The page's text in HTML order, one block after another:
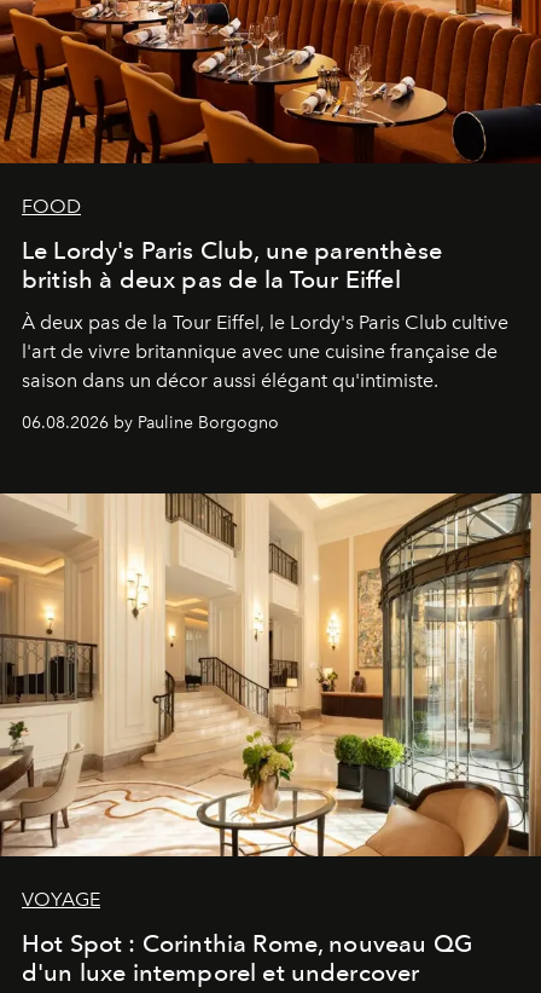
FOOD
Le Lordy's Paris Club, une parenthèse
british à deux pas de la Tour Eiffel
À deux pas de la Tour Eiffel, le Lordy's Paris Club cultive
l'art de vivre britannique avec une cuisine française de
saison dans un décor aussi élégant qu'intimiste.
06.08.2026 by Pauline Borgogno
VOYAGE
Hot Spot : Corinthia Rome, nouveau QG
d'un luxe intemporel et undercover